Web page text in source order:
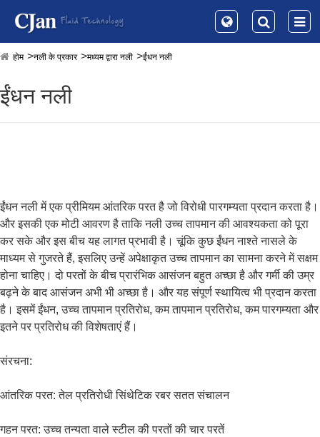
होम नली के प्रकार मध्यम द्वारा नली ईंधन नली
ईंधन नली
ईंधन नली में एक प्रीमियम आंतरिक परत है जो विरोधी पारगम्यता प्रदान करता है।
और इसकी एक मोटी आवरण है ताकि नली उच्च तापमान की आवश्यकता को पूरा
कर सके और इस बीच यह लागत प्रभावी है। चूंकि कुछ ईंधन नाश्ते नासले के
माध्यम से गुजरते हैं, इसलिए उन्हें अपेक्षाकृत उच्च तापमान का सामना करने में सक्षम
होना चाहिए। दो परतों के बीच प्रारंभिक आसंजन बहुत अच्छा है और गर्मी की उम्र
बढ़ने के बाद आसंजन अभी भी अच्छा है। और यह संपूर्ण स्थायित्व भी प्रदान करता
है। इसमें ईंधन, उच्च तापमान प्रतिरोध, कम तापमान प्रतिरोध, कम पारगम्यता और
इतने पर प्रतिरोध की विशेषताएं हैं।
संरचना:
आंतरिक परत: तेल प्रतिरोधी सिंथेटिक रबर सतत संचालन
गहन परत: उच्च तन्यता वाले स्टील की परतों की चार परतें